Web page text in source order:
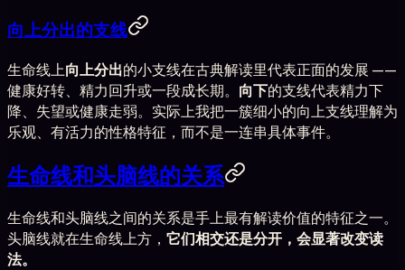
向上分出的支线
生命线上向上分出的小支线在古典解读里代表正面的发展 ——
健康好转、精力回升或一段成长期。 向下的支线代表精力下
降、失望或健康走弱。实际上我把一簇细小的向上支线理解为
乐观、有活力的性格特征，而不是一连串具体事件。
生命线和头脑线的关系
生命线和头脑线之间的关系是手上最有解读价值的特征之一。
头脑线就在生命线上方， 它们相交还是分开，会显著改变读
法。